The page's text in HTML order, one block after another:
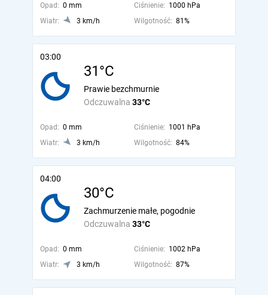
Opad: 0 mm Ciśnienie: 1000 hPa
Wiatr:
3 km/h Wilgotność: 81%
03:00
31°C
Odczuwalna 33°C
Prawie bezchmurnie
Opad: 0 mm Ciśnienie: 1001 hPa
Wiatr:
3 km/h Wilgotność: 84%
04:00
30°C
Odczuwalna 33°C
Zachmurzenie małe, pogodnie
Opad: 0 mm Ciśnienie: 1002 hPa
Wiatr:
3 km/h Wilgotność: 87%